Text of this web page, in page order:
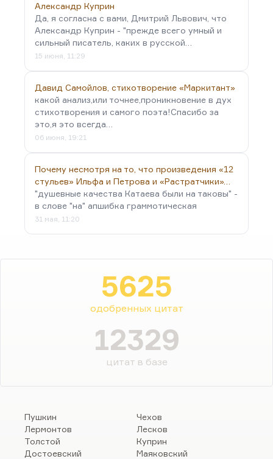
Александр Куприн
Да, я согласна с вами, Дмитрий Львович, что
Александр Куприн - "прежде всего умный и
сильный писатель, каких в русской…
15 июня, 11:29
Давид Самойлов, стихотворение «Маркитант»
какой анализ,или точнее,проникновение в дух
стихотворения и самого поэта!Спасибо за
это,я это всегда…
06 июня, 19:21
Почему несмотря на то, что произведения «12
стульев» Ильфа и Петрова и «Растратчики»…
"душевные качества Катаева были на таковы" -
в слове "на" апшибка граммотическая
31 мая, 11:20
5625
одобренных цитат
12329
цитат в базе
Пушкин
Лермонтов
Толстой
Достоевский
Чехов
Лесков
Куприн
Маяковский